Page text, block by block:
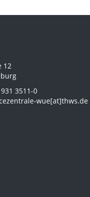
12
3511-0
wue[at]thws.de